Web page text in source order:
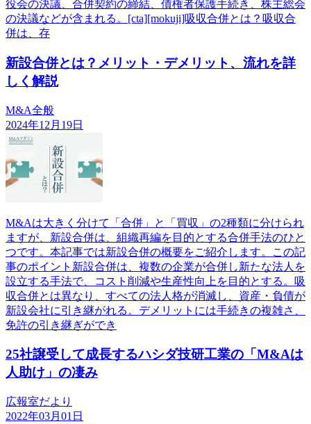
役会の決議、合併契約の締結、債権者保護手続き、株主総会
の決議などが含まれる。[cta][mokuji]吸収合併とは？吸収合
併は、存
新設合併とは？メリット・デメリット、流れを詳
しく解説
M&A全般
2024年12月19日
M&Aは大きく分けて「合併」と「買収」の2種類に分けられ
ますが、新設合併は、組織再編を目的とする合併手法のひと
つです。本記事では新設合併の概要をご紹介します。この記
事のポイント新設合併は、複数の企業が合併し新たな法人を
設立する手法で、コスト削減や生産性向上を目的とする。吸
収合併とは異なり、すべての法人格が消滅し、資産・負債が
新設会社に引き継がれる。デメリットには手続きの複雑さ、
免許の引き継ぎができ
25社譲受して成長するハシダ技研工業の「M&Aは
人助け」の凄み
広報室だより
2022年03月01日